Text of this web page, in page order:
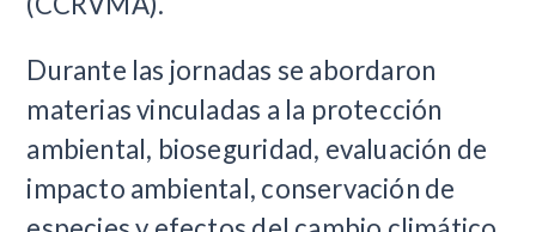
Durante las jornadas se abordaron
materias vinculadas a la protección
ambiental, bioseguridad, evaluación de
impacto ambiental, conservación de